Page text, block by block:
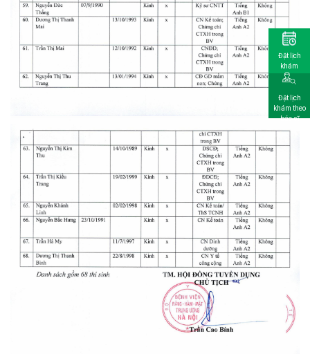
Đặt lịch
khám
Đặt lịch
khám theo
bác sĩ